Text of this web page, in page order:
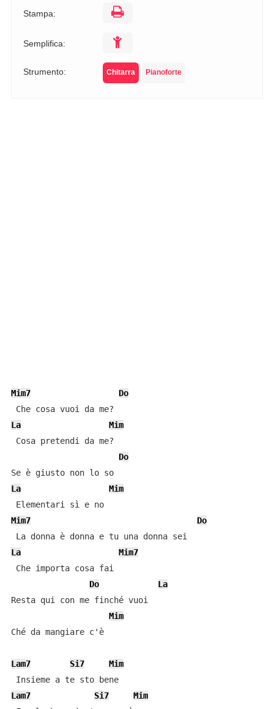
Stampa:
Semplifica:
Strumento: Chitarra Pianoforte
Mim7
Do
La
Mim
Cosa pretendi da me?
Do
Se è giusto non lo so
La
Mim
Elementari sì e no
Mim7
Do
La
Mim7
Che importa cosa fai
Do
La
Resta qui con me finché vuoi
Mim
Ché da mangiare c'è
Lam7 Si7
Mim
Insieme a te sto bene
Lam7
Si7
Mim